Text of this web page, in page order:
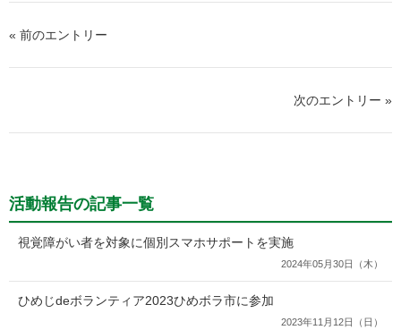
« 前のエントリー
次のエントリー »
活動報告の記事一覧
視覚障がい者を対象に個別スマホサポートを実施
2024年05月30日（木）
ひめじdeボランティア2023ひめボラ市に参加
2023年11月12日（日）